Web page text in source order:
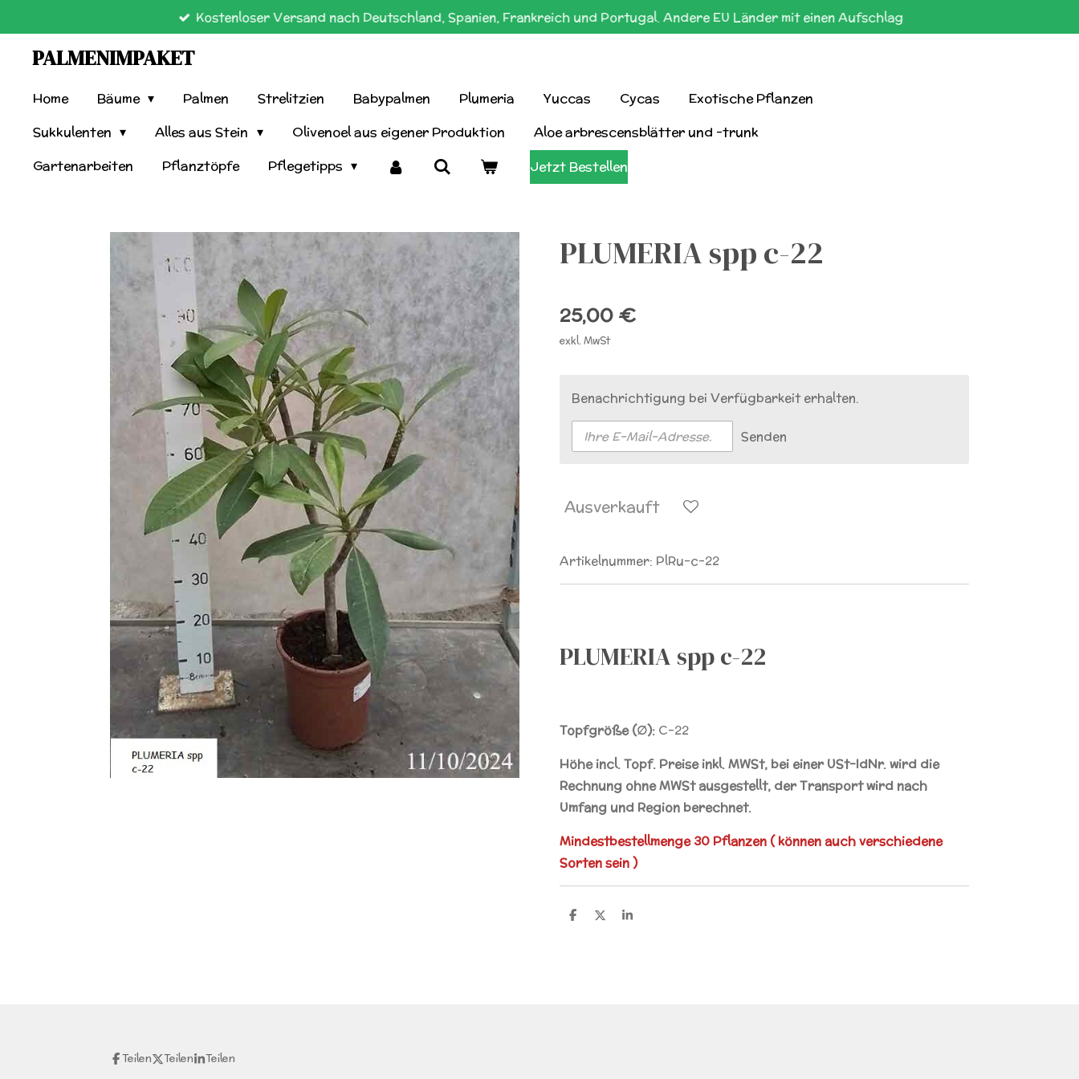
springen
Kostenloser Versand nach Deutschland, Spanien, Frankreich und Portugal. Andere EU Länder mit einen Aufschlag
PALMENIMPAKET
Home Bäume Palmen Strelitzien Babypalmen Plumeria Yuccas Cycas
Exotische Pflanzen
Sukkulenten
Alles aus Stein Olivenoel aus eigener Produktion
Aloe arbrescensblätter und -trunk
Gartenarbeiten
Pflanztöpfe Pflegetipps Jetzt Bestellen
PLUMERIA spp c-22
25,00 €
exkl. MwSt
Benachrichtigung bei Verfügbarkeit erhalten.
Senden
Ausverkauft
Artikelnummer: PlRu-c-22
PLUMERIA spp c-22
Topfgröße (∅): C-22
Höhe incl. Topf. Preise inkl. MWSt, bei einerUSt-IdNr.wird die
Rechnung ohne MWSt ausgestellt, der Transport wird nach
Umfang und Region berechnet.
Mindestbestellmenge 30 Pflanzen ( können auch verschiedene
Sorten sein )
T T T
Teilen Teilen Teilen